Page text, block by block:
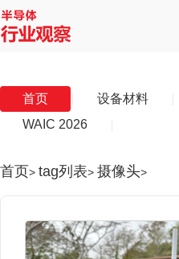
首页 设备材料
WAIC 2026
首页> tag列表> 摄像头>